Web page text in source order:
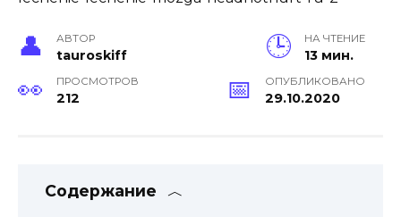
АВТОР
tauroskiff
НА ЧТЕНИЕ
13 мин.
ПРОСМОТРОВ
212
ОПУБЛИКОВАНО
29.10.2020
Содержание